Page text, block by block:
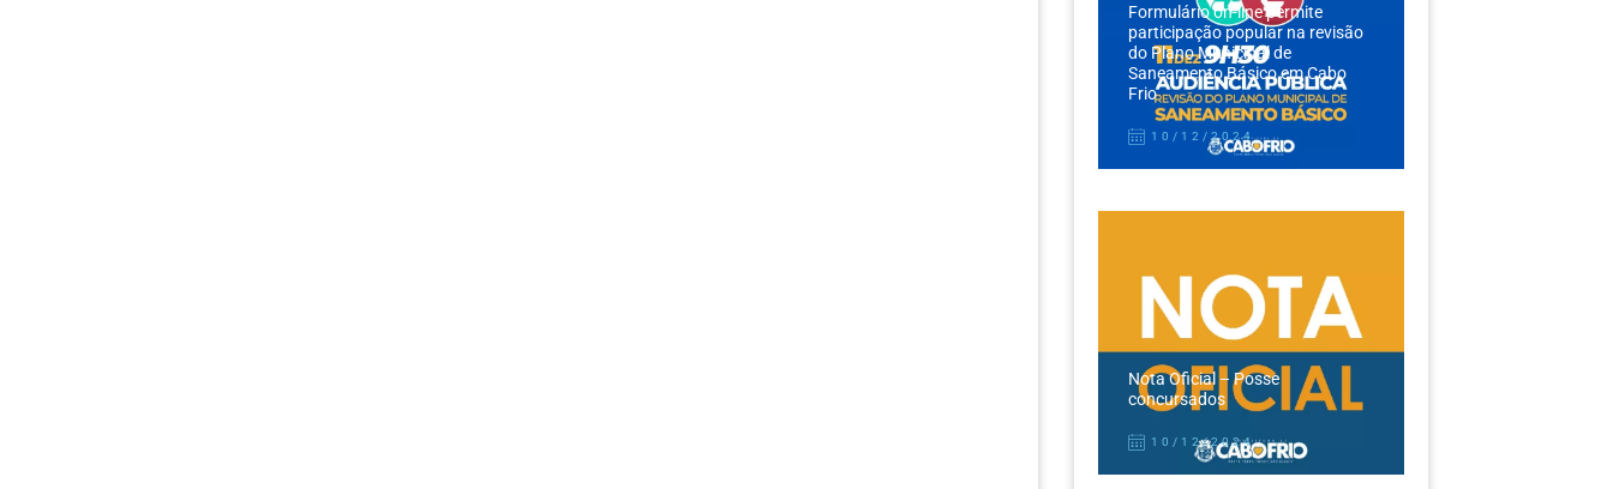
Formulário on-line permite
participação popular na revisão
do Plano Municipal de
Saneamento Básico em Cabo
Frio
10/12/2024
Nota Oficial – Posse
concursados
10/12/2024